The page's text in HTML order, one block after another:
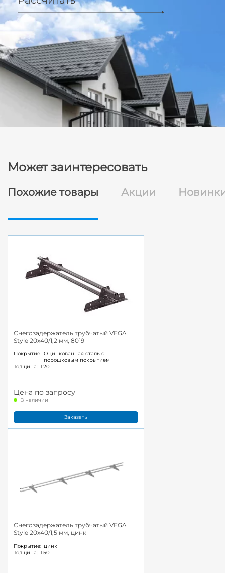
Может заинтересовать
Похожие товары Акции
Снегозадержатель трубчатый VEGA
Style 20x40/1,2 мм, 8019
Покрытие: Оцинкованная сталь с
порошковым покрытием
Толщина: 1.20
Цена по запросу
В наличии
Заказать
Снегозадержатель трубчатый VEGA
Style 20x40/1,5 мм, цинк
Покрытие: цинк
Толщина: 1.50